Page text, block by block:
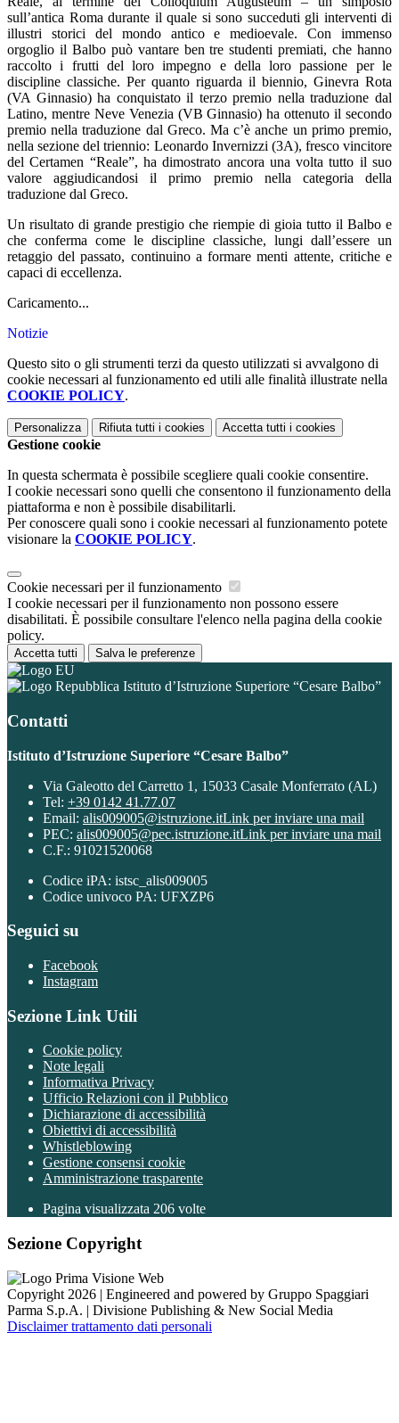
sull’antica Roma durante il quale si sono succeduti gli interventi di
illustri storici del mondo antico e medioevale. Con immenso
orgoglio il Balbo può vantare ben tre studenti premiati, che hanno
raccolto i frutti del loro impegno e della loro passione per le
discipline classiche. Per quanto riguarda il biennio, Ginevra Rota
(VA Ginnasio) ha conquistato il terzo premio nella traduzione dal
Latino, mentre Neve Venezia (VB Ginnasio) ha ottenuto il secondo
premio nella traduzione dal Greco. Ma c’è anche un primo premio,
nella sezione del triennio: Leonardo Invernizzi (3A), fresco vincitore
del Certamen “Reale”, ha dimostrato ancora una volta tutto il suo
valore aggiudicandosi il primo premio nella categoria della
traduzione dal Greco.
Un risultato di grande prestigio che riempie di gioia tutto il Balbo e
che conferma come le discipline classiche, lungi dall’essere un
retaggio del passato, continuino a formare menti attente, critiche e
capaci di eccellenza.
Caricamento...
Notizie
Questo sito o gli strumenti terzi da questo utilizzati si avvalgono di
cookie necessari al funzionamento ed utili alle finalità illustrate nella
COOKIE POLICY.
Personalizza Rifiuta tutti i cookies Accetta tutti i cookies
Gestione cookie
In questa schermata è possibile scegliere quali cookie consentire.
I cookie necessari sono quelli che consentono il funzionamento della
piattaforma e non è possibile disabilitarli.
Per conoscere quali sono i cookie necessari al funzionamento potete
visionare la COOKIE POLICY.
Cookie necessari per il funzionamento
I cookie necessari per il funzionamento non possono essere
disabilitati. È possibile consultare l'elenco nella pagina della cookie
policy.
Accetta tutti Salva le preferenze
Istituto d’Istruzione Superiore “Cesare Balbo”
Contatti
Istituto d’Istruzione Superiore “Cesare Balbo”
Via Galeotto del Carretto 1, 15033 Casale Monferrato (AL)
Tel: +39 0142 41.77.07
Email: alis009005@istruzione.itLink per inviare una mail
PEC: alis009005@pec.istruzione.itLink per inviare una mail
C.F.: 91021520068
Codice iPA: istsc_alis009005
Codice univoco PA: UFXZP6
Seguici su
Facebook
Instagram
Sezione Link Utili
Cookie policy
Note legali
Informativa Privacy
Ufficio Relazioni con il Pubblico
Dichiarazione di accessibilità
Obiettivi di accessibilità
Whistleblowing
Gestione consensi cookie
Amministrazione trasparente
Pagina visualizzata 206 volte
Sezione Copyright
Copyright 2026 | Engineered and powered by Gruppo Spaggiari
Parma S.p.A. | Divisione Publishing & New Social Media
Disclaimer trattamento dati personali